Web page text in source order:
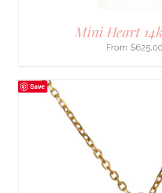
Mini Heart
$
Save